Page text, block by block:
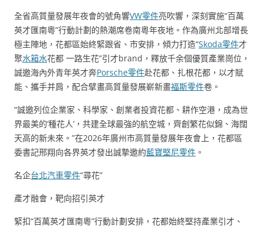
全省高質量發展年夜會的號角響VW零件亮吹響，深刻實施“百萬
英才匯南粵”行動計劃的熱潮席卷南粵年夜地。作為廣州北部增長
極主陣地，花都區始終緊跟省、市安排，傾力打造“Skoda零件才
聚水箱水花都 一路生花”引才brand，釋放千余個優質產業崗位，
誠邀海內外青年英才奔Porsche零件赴花都、扎根花都，以才賦
能、攜手并肩，配合擘畫高質量發展嶄新畫福斯零件卷。
“誠邀列位企業家、科學家、創業者投資花都、耕作空港，成為世
界最美的‘種花人’，共建全球最強的航空城，齊創繁花似錦、海闊
天高的新未來。”在2026年廣州市高質量發展年夜會上，花都區
委書記邢翔向各界英才發出誠摯邀約藍寶堅尼零件 。
名企台北汽車零件“尋花”
產才融會，靶向招引英才
緊扣“百萬英才匯南粵”行動計劃安排，花都始終堅持產業引才、